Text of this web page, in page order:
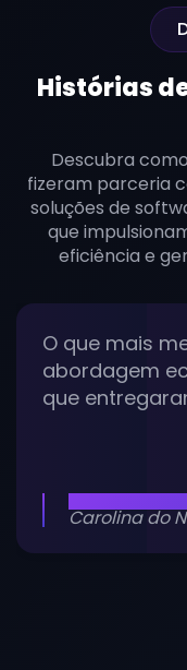
Histórias
Descubra
fizeram parceria
soluções de
que
eficiência e
O que mais
abordagem
que
Carolina do